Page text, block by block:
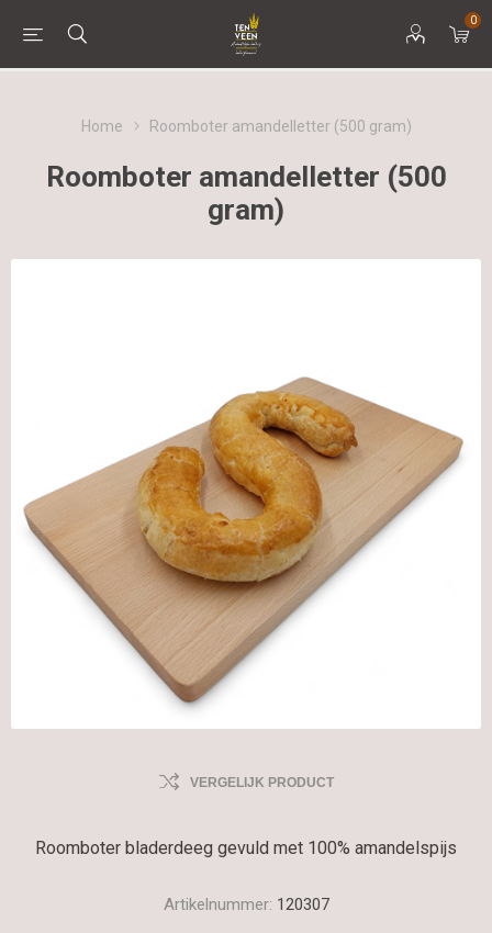
0
Home Roomboter amandelletter (500 gram)
Roomboter amandelletter (500
gram)
VERGELIJK PRODUCT
Roomboter bladerdeeg gevuld met 100% amandelspijs
Artikelnummer: 120307